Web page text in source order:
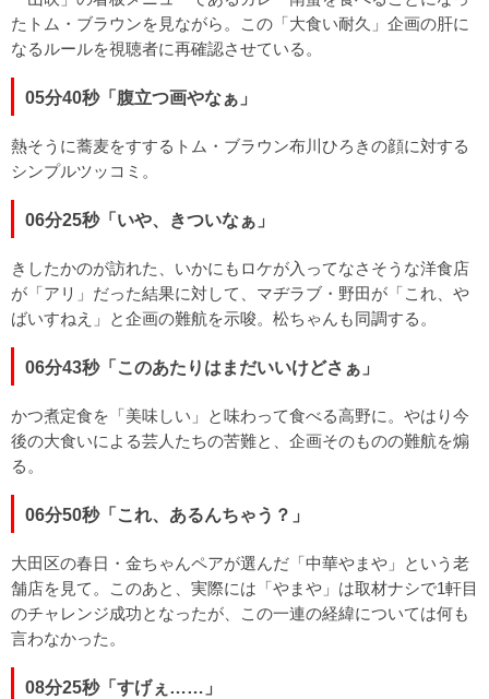
たトム・ブラウンを見ながら。この「大食い耐久」企画の肝に
なるルールを視聴者に再確認させている。
05分40秒「腹立つ画やなぁ」
熱そうに蕎麦をすするトム・ブラウン布川ひろきの顔に対する
シンプルツッコミ。
06分25秒「いや、きついなぁ」
きしたかのが訪れた、いかにもロケが入ってなさそうな洋食店
が「アリ」だった結果に対して、マヂラブ・野田が「これ、や
ばいすねえ」と企画の難航を示唆。松ちゃんも同調する。
06分43秒「このあたりはまだいいけどさぁ」
かつ煮定食を「美味しい」と味わって食べる高野に。やはり今
後の大食いによる芸人たちの苦難と、企画そのものの難航を煽
る。
06分50秒「これ、あるんちゃう？」
大田区の春日・金ちゃんペアが選んだ「中華やまや」という老
舗店を見て。このあと、実際には「やまや」は取材ナシで1軒目
のチャレンジ成功となったが、この一連の経緯については何も
言わなかった。
08分25秒「すげぇ……」